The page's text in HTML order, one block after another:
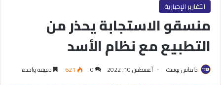
التقارير الإخبارية
منسقو الاستجابة يحذر من
التطبيع مع نظام الأسد
داماس بوست أغسطس 10, 2022 0
621 دقيقة واحدة